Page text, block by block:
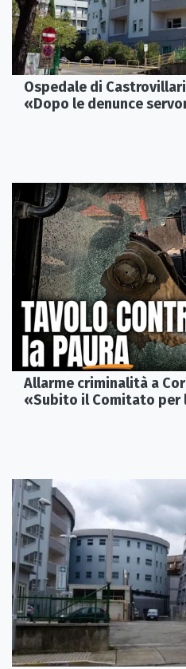
Ospedale di
«Dopo le denunce
Allarme criminalità a
«Subito il Comitato per